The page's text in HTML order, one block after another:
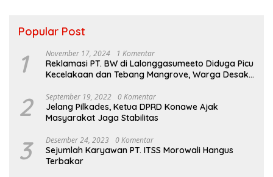
Popular Post
1 November 17, 2024 1 Komentar
Reklamasi PT. BW di Lalonggasumeeto Diduga Picu
Kecelakaan dan Tebang Mangrove, Warga Desak
2 September 19, 2022 0 Komentar
Jelang Pilkades, Ketua DPRD Konawe Ajak
Masyarakat Jaga Stabilitas
3 Desember 24, 2023 0 Komentar
Sejumlah Karyawan PT. ITSS Morowali Hangus
Terbakar